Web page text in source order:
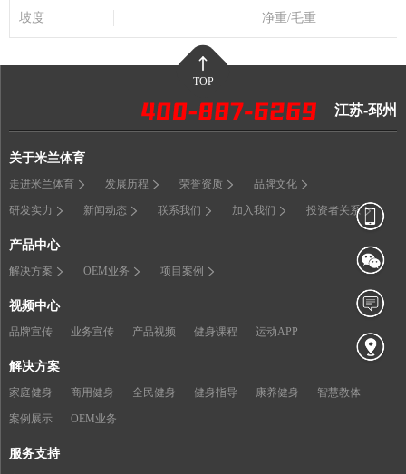
坡度 净重/毛重
TOP
江苏-邳州
关于米兰体育
走进米兰体育 发展历程 荣誉资质 品牌文化
研发实力 新闻动态 联系我们 加入我们 投资者关系
产品中心
解决方案 OEM业务 项目案例
视频中心
品牌宣传 业务宣传 产品视频 健身课程 运动APP
解决方案
家庭健身 商用健身 全民健身 健身指导 康养健身 智慧教体
案例展示 OEM业务
服务支持